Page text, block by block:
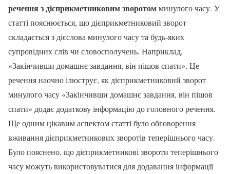
речення з дієприкметниковим зворотомминулого часу. У
статті пояснюється, що дієприкметниковий зворот
складається з дієслова минулого часу та будь-яких
супровідних слів чи словосполучень. Наприклад,
«Закінчивши домашнє завдання, він пішов спати». Це
речення наочно ілюструє, як дієприкметниковий зворот
минулого часу «Закінчивши домашнє завдання, він пішов
спати» додає додаткову інформацію до головного речення.
Ще одним цікавим аспектом статті було обговорення
вживання дієприкметникових зворотів теперішнього часу.
Було пояснено, що дієприкметникові звороти теперішнього
часу можуть використовуватися для додавання інформації